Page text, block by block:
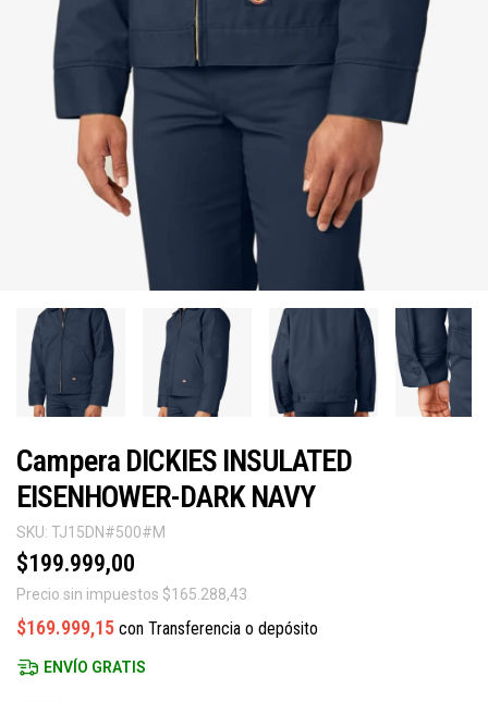
Campera DICKIES INSULATED
EISENHOWER-DARK NAVY
SKU: TJ15DN#500#M
$199.999,00
Precio sin impuestos $165.288,43
$169.999,15 con Transferencia o depósito
ENVÍO GRATIS